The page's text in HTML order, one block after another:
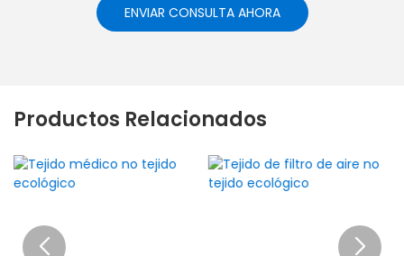
ENVIAR CONSULTA AHORA
Productos Relacionados